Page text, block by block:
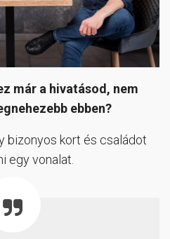
már a hivatásod, nem
ebben?
bizonyos kort és családot
egy vonalat.